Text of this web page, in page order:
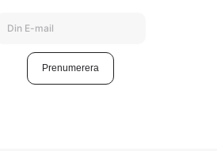
Prenumerera